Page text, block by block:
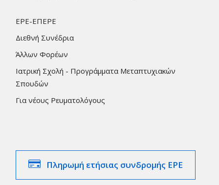
ΕΡΕ-ΕΠΕΡΕ
Διεθνή Συνέδρια
Άλλων Φορέων
Ιατρική Σχολή - Προγράμματα Μεταπτυχιακών
Σπουδών
Για νέους Ρευματολόγους
Πληρωμή ετήσιας συνδρομής ΕΡΕ